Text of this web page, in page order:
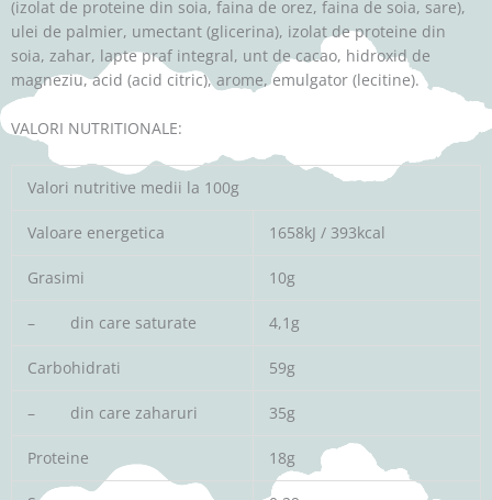
(izolat de proteine ​​din soia, faina de orez, faina de soia, sare),
ulei de palmier, umectant (glicerina), izolat de proteine ​​din
soia, zahar, lapte praf integral, unt de cacao, hidroxid de
magneziu, acid (acid citric), arome, emulgator (lecitine).
VALORI NUTRITIONALE:
Valori nutritive medii la 100g
Valoare energetica 1658kJ / 393kcal
Grasimi 10g
– din care saturate 4,1g
Carbohidrati 59g
– din care zaharuri 35g
Proteine 18g